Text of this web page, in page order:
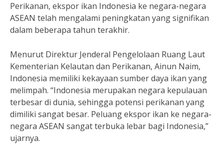
Perikanan, ekspor ikan Indonesia ke negara-negara
ASEAN telah mengalami peningkatan yang signifikan
dalam beberapa tahun terakhir.
Menurut Direktur Jenderal Pengelolaan Ruang Laut
Kementerian Kelautan dan Perikanan, Ainun Naim,
Indonesia memiliki kekayaan sumber daya ikan yang
melimpah. “Indonesia merupakan negara kepulauan
terbesar di dunia, sehingga potensi perikanan yang
dimiliki sangat besar. Peluang ekspor ikan ke negara-
negara ASEAN sangat terbuka lebar bagi Indonesia,”
ujarnya.